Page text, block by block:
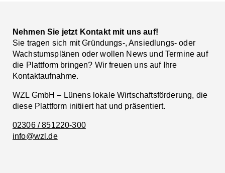
Nehmen Sie jetzt Kontakt mit uns auf!
Sie tragen sich mit Gründungs-, Ansiedlungs- oder
Wachstumsplänen oder wollen News und Termine auf
die Plattform bringen? Wir freuen uns auf Ihre
Kontaktaufnahme.
WZL GmbH – Lünens lokale Wirtschaftsförderung, die
diese Plattform initiiert hat und präsentiert.
02306 / 851220-300
info@wzl.de